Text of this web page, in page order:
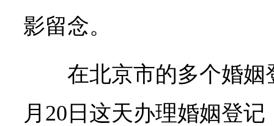
影留念。
在北京市的多个婚
月20日这天办理婚姻登